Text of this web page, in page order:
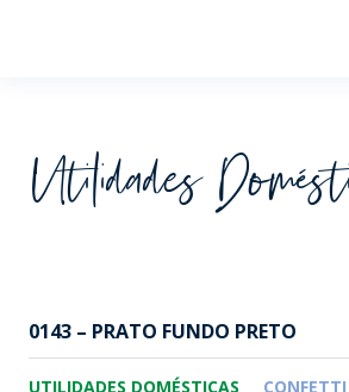
Utilidades
0143 – PRATO FUNDO PRETO
UTILIDADES DOMÉSTICAS CONFETTI